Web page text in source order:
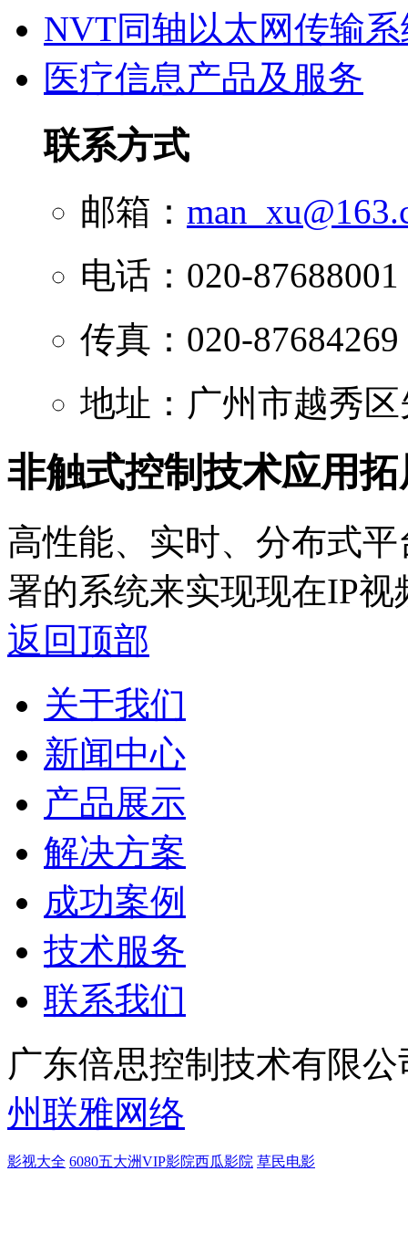
NVT同轴以太网传输
医疗信息产品及服务
联系方式
邮箱：
电话：020-87688001
传真：020-87684269
地址：广州市越秀
非触式控制技术应用
高性能、实时、分布式
署的系统来实现现在IP
返回顶部
关于我们
新闻中心
产品展示
解决方案
成功案例
技术服务
联系我们
广东倍思控制技术有限
州联雅网络
影视大全 6080五大洲VIP影院西瓜影院 草民电影